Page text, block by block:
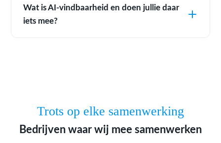
Wat is AI-vindbaarheid en doen jullie daar
iets mee?
Trots op elke samenwerking
Bedrijven waar wij mee samenwerken